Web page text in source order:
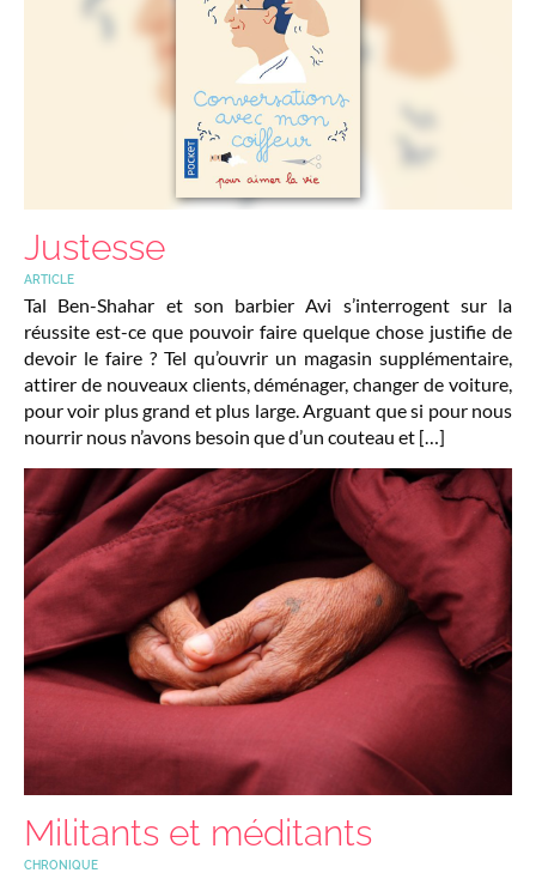
Justesse
ARTICLE
Tal Ben-Shahar et son barbier Avi s’interrogent sur la
réussite est-ce que pouvoir faire quelque chose justifie de
devoir le faire ? Tel qu’ouvrir un magasin supplémentaire,
attirer de nouveaux clients, déménager, changer de voiture,
pour voir plus grand et plus large. Arguant que si pour nous
nourrir nous n’avons besoin que d’un couteau et […]
Militants et méditants
CHRONIQUE